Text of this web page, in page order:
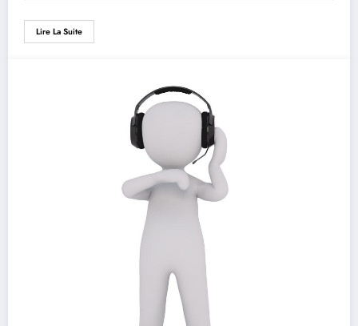
Lire La Suite